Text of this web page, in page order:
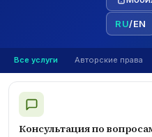
RU/EN
Все услуги Авторские права
Консультация по